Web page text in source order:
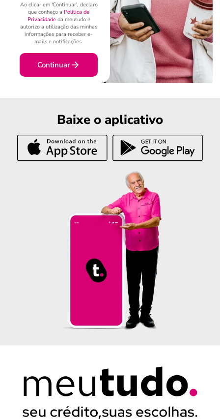
Ao clicar em 'Continuar', declaro
que conheço a Política de
Privacidadeda meutudo e
autorizo a utilização das minhas
informações para receber e-
mails e notificações.
Continuar
Baixe o aplicativo